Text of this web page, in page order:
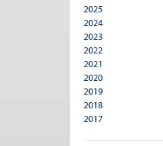
Pensioen
Personeelsbeleid
Publieke sector
Recht en economie
Regulering
Ruimtelijke ordening
Sociale zekerheid
Sport
Transporteconomie
2025
2024
2023
2022
2021
2020
2019
2018
2017